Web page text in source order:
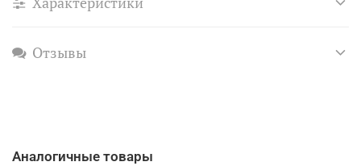
Отзывы
Аналогичные товары